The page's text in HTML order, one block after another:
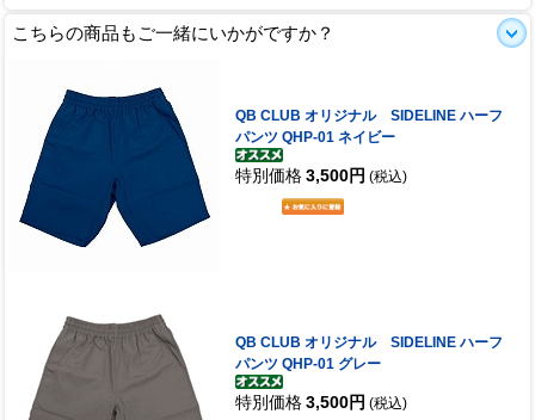
こちらの商品もご一緒にいかがですか？
QB CLUB オリジナル SIDELINE ハーフ
パンツ QHP-01 ネイビー
特別価格 3,500円 (税込)
QB CLUB オリジナル SIDELINE ハーフ
パンツ QHP-01 グレー
特別価格 3,500円 (税込)